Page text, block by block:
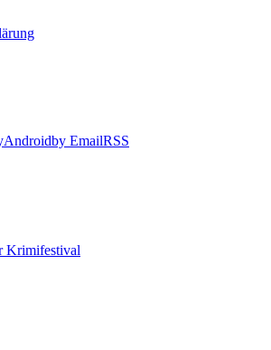
Androidby EmailRSS
Krimifestival